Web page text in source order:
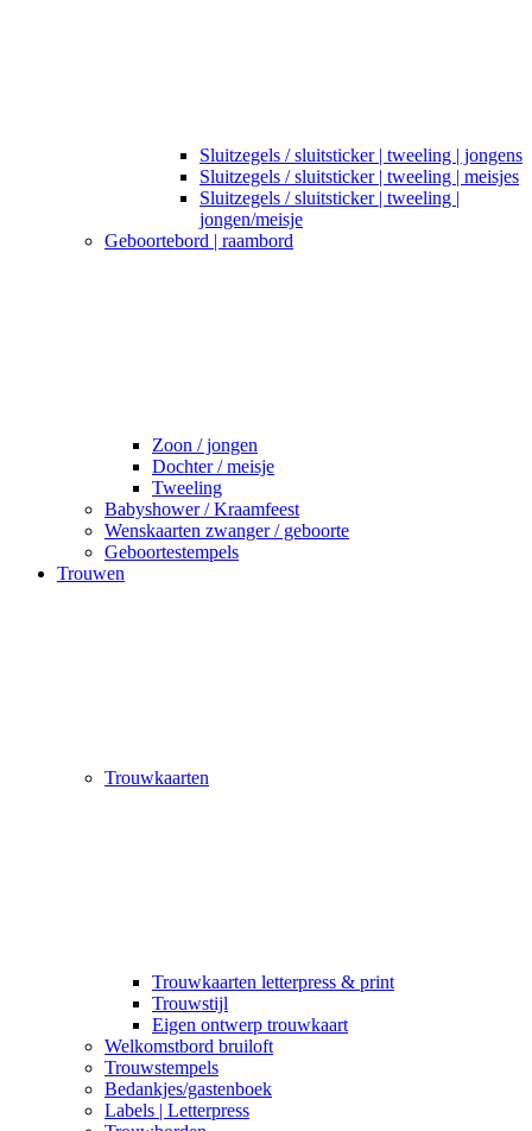
Sluitzegels / sluitsticker | tweeling | jongens
Sluitzegels / sluitsticker | tweeling | meisjes
Sluitzegels / sluitsticker | tweeling |
jongen/meisje
Geboortebord | raambord
Zoon / jongen
Dochter / meisje
Tweeling
Babyshower / Kraamfeest
Wenskaarten zwanger / geboorte
Geboortestempels
Trouwen
Trouwkaarten
Trouwkaarten letterpress & print
Trouwstijl
Eigen ontwerp trouwkaart
Welkomstbord bruiloft
Trouwstempels
Bedankjes/gastenboek
Labels | Letterpress